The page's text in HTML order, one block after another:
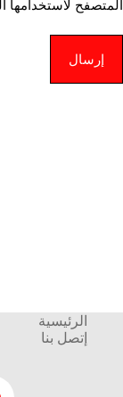
المتصفح لاستخدامها
إرسال
الرئيسية
إتصل بنا